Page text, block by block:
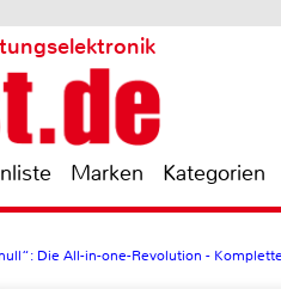
Marken Kategorien
Die All-in-one-Revolution -